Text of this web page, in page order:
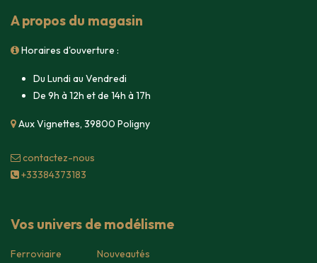
A propos du magasin
Horaires d'ouverture :
Du Lundi au Vendredi
De 9h à 12h et de 14h à 17h
Aux Vignettes, 39800 Poligny
contacte​z-nous
+33384373183
Vos univers de modélisme
Ferroviaire
Nouveautés